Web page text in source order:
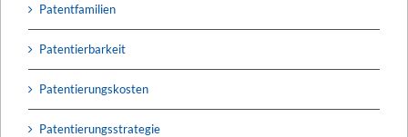
Patentfamilien
Patentierbarkeit
Patentierungskosten
Patentierungsstrategie